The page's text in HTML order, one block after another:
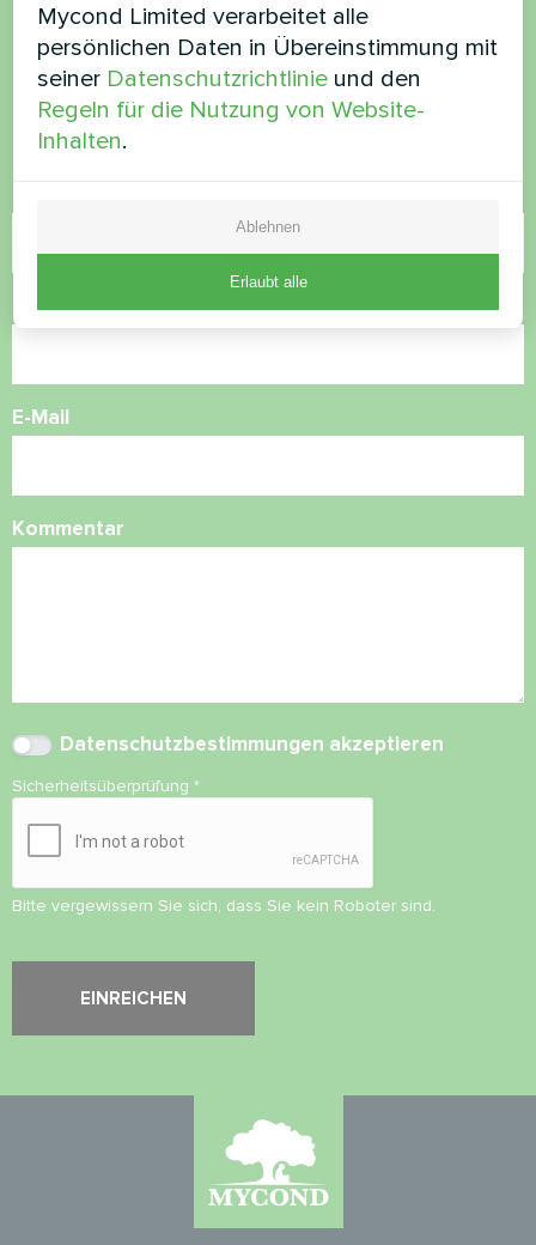
haben Sie Fragen?
Kontaktieren Sie uns und wir werden Ihnen
helfen
Rufnummer
E-Mail
Kommentar
Datenschutzbestimmungen akzeptieren
Sicherheitsüberprüfung *
Bitte vergewissern Sie sich, dass Sie kein Roboter sind.
Mycond Limited verarbeitet alle
persönlichen Daten in Übereinstimmung mit
seiner Datenschutzrichtlinie und den
Regeln für die Nutzung von Website-
Inhalten.
Ablehnen
Erlaubt alle